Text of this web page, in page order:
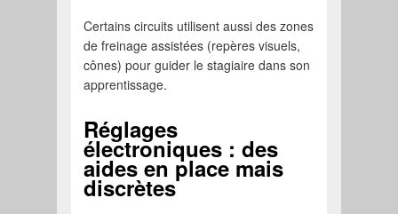
Certains circuits utilisent aussi des zones
de freinage assistées (repères visuels,
cônes) pour guider le stagiaire dans son
apprentissage.
Réglages
électroniques : des
aides en place mais
discrètes